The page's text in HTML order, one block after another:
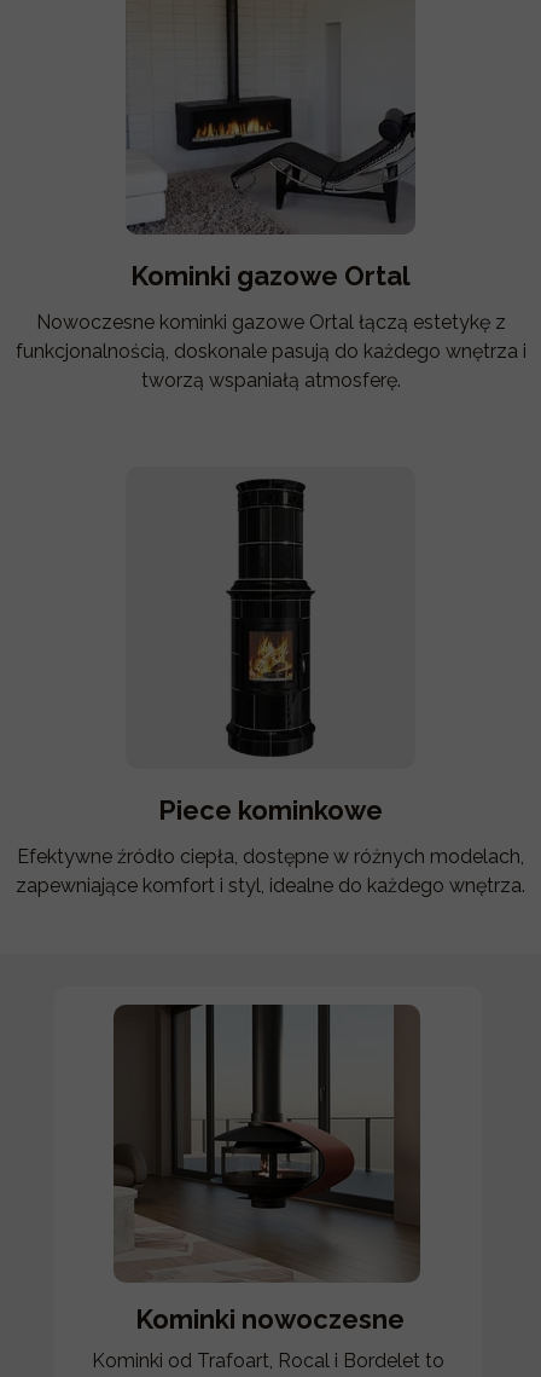
Kominki nowoczesne
Kominki od Trafoart, Rocal i Bordelet to
Piece kominkowe
Efektywne źródło ciepła, dostępne w różnych modelach,
zapewniające komfort i styl, idealne do każdego wnętrza.
Kominki gazowe Ortal
Nowoczesne kominki gazowe Ortal łączą estetykę z
funkcjonalnością, doskonale pasują do każdego wnętrza i
tworzą wspaniałą atmosferę.